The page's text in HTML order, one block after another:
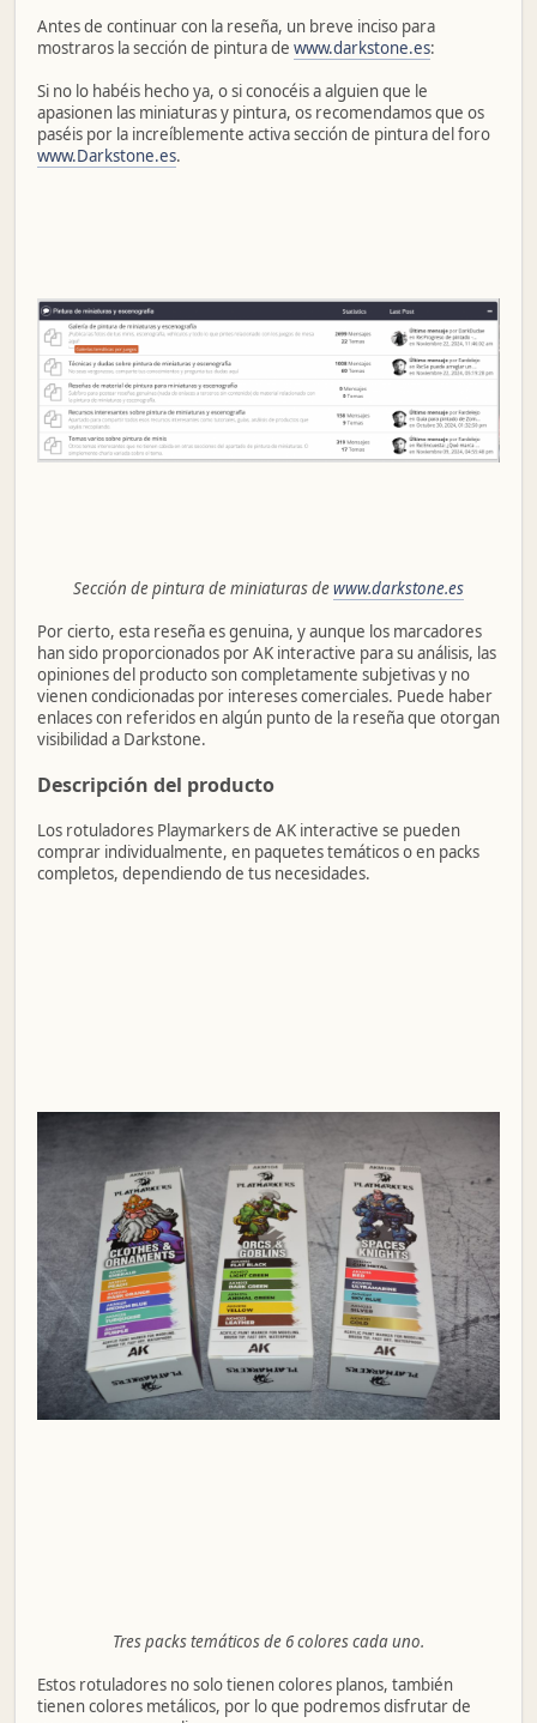
Antes de continuar con la reseña, un breve inciso para
mostraros la sección de pintura de www.darkstone.es:
Si no lo habéis hecho ya, o si conocéis a alguien que le
apasionen las miniaturas y pintura, os recomendamos que os
paséis por la increíblemente activa sección de pintura del foro
www.Darkstone.es.
Sección de pintura de miniaturas dewww.darkstone.es
Por cierto, esta reseña es genuina, y aunque los marcadores
han sido proporcionados por AK interactive para su análisis, las
opiniones del producto son completamente subjetivas y no
vienen condicionadas por intereses comerciales. Puede haber
enlaces con referidos en algún punto de la reseña que otorgan
visibilidad a Darkstone.
Descripción del producto
Los rotuladores Playmarkers de AK interactive se pueden
comprar individualmente, en paquetes temáticos o en packs
completos, dependiendo de tus necesidades.
Tres packs temáticos de 6 colores cada uno.
Estos rotuladores no solo tienen colores planos, también
tienen colores metálicos, por lo que podremos disfrutar de